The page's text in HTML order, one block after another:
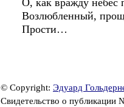
О, как вражду небес
Возлюбленный,
Прости…
© Copyright: Эдуард
Свидетельство о публикации